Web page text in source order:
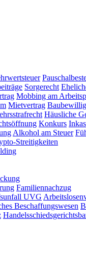
Sorgerecht
Mobbing am
Mietvertrag
Häusliche
Konkurs
Alkohol am Steuer
Streitigkeiten
Familiennachzug
UVG
Beschaffungswesen